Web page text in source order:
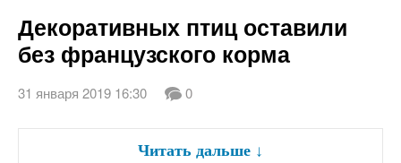
Декоративных птиц оставили
без французского корма
31 января 2019 16:30 0
Читать дальше ↓